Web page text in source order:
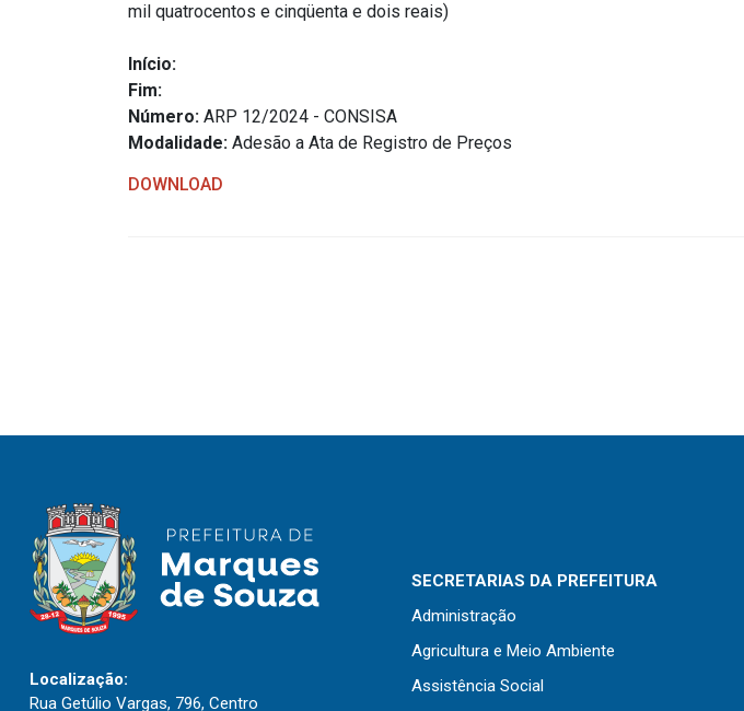
Radar da Transparência
Downloads
Página Inicial
mil quatrocentos e cinqüenta e dois reais)
Início:
Fim:
Número: ARP 12/2024 - CONSISA
Modalidade: Adesão a Ata de Registro de Preços
DOWNLOAD
Localização:
Rua Getúlio Vargas, 796, Centro
SECRETARIAS DA PREFEITURA
Administração
Agricultura e Meio Ambiente
Assistência Social